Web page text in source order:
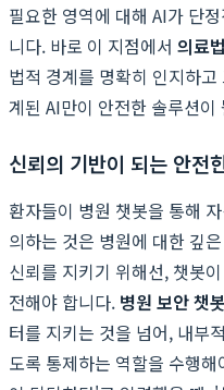
필요한 영역에 대해 AI가 단
니다. 바로 이 지점에서 의료
법적 경계를 명확히 인지하
계된 AI만이 안전한 솔루션이
신뢰의 기반이 되는 안전
환자들이 병원 챗봇을 통해
의하는 것은 병원에 대한 깊
신뢰를 지키기 위해선, 챗봇
전해야 합니다. 병원 보안 챗봇
터를 지키는 것을 넘어, 내부
도록 통제하는 역할을 수행